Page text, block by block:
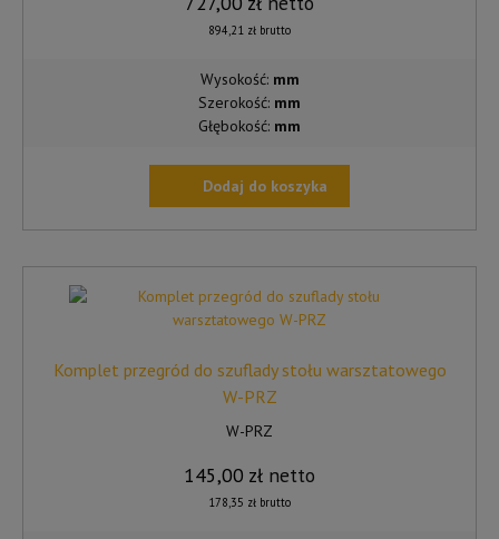
894,21 zł brutto
Wysokość: mm
Szerokość: mm
Głębokość: mm
Dodaj do koszyka
Komplet przegród do szuflady stołu warsztatowego
W-PRZ
W-PRZ
145,00 zł netto
178,35 zł brutto